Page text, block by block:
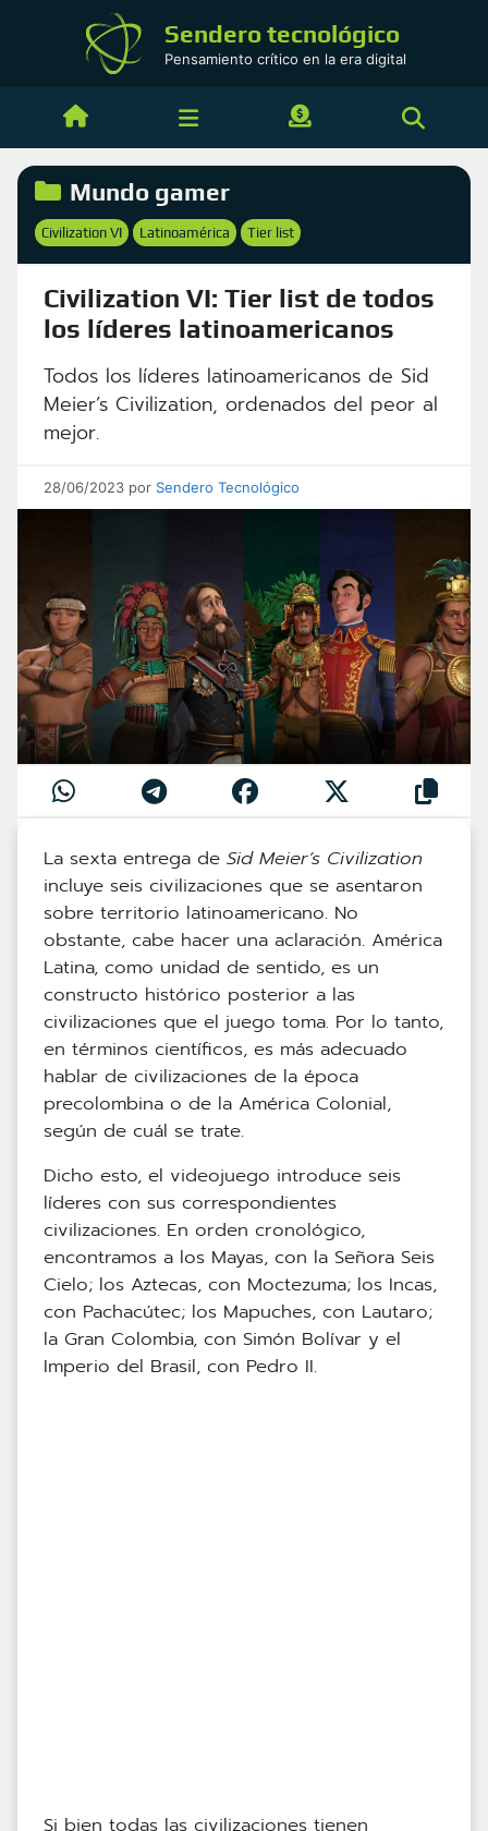
Sendero tecnológico
Pensamiento crítico en la era digital
Categorías
Mundo gamer
Civilization VI Latinoamérica Tier list
Civilization VI: Tier list de todos
los líderes latinoamericanos
Todos los líderes latinoamericanos de Sid
Meier’s Civilization, ordenados del peor al
mejor.
28/06/2023 por Sendero Tecnológico
La sexta entrega de Sid Meier’s Civilization
incluye seis civilizaciones que se asentaron
sobre territorio latinoamericano. No
obstante, cabe hacer una aclaración. América
Latina, como unidad de sentido, es un
constructo histórico posterior a las
civilizaciones que el juego toma. Por lo tanto,
en términos científicos, es más adecuado
hablar de civilizaciones de la época
precolombina o de la América Colonial,
según de cuál se trate.
Dicho esto, el videojuego introduce seis
líderes con sus correspondientes
civilizaciones. En orden cronológico,
encontramos a los Mayas, con la Señora Seis
Cielo; los Aztecas, con Moctezuma; los Incas,
con Pachacútec; los Mapuches, con Lautaro;
la Gran Colombia, con Simón Bolívar y el
Imperio del Brasil, con Pedro II.
Si bien todas las civilizaciones tienen